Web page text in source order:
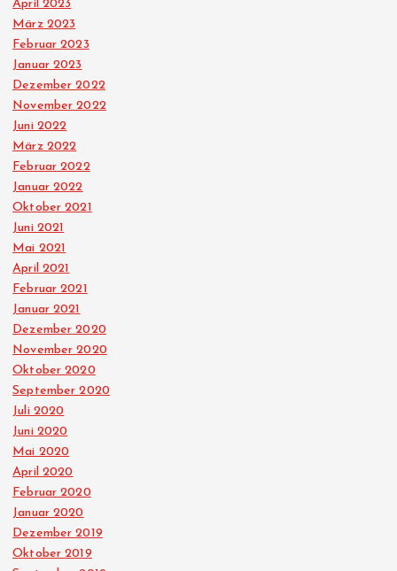
April 2023
März 2023
Februar 2023
Januar 2023
Dezember 2022
November 2022
Juni 2022
März 2022
Februar 2022
Januar 2022
Oktober 2021
Juni 2021
Mai 2021
April 2021
Februar 2021
Januar 2021
Dezember 2020
November 2020
Oktober 2020
September 2020
Juli 2020
Juni 2020
Mai 2020
April 2020
Februar 2020
Januar 2020
Dezember 2019
Oktober 2019